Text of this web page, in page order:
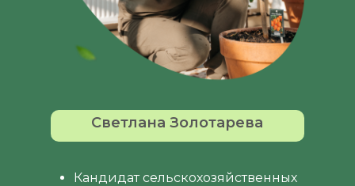
Светлана Золотарева
Кандидат сельскохозяйственных